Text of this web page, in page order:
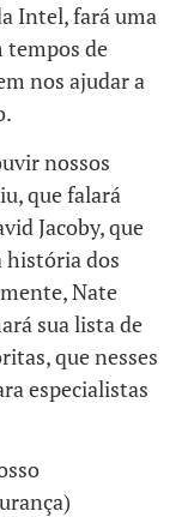
Intel, fará uma
tempos de
nos ajudar a
nossos
que falará
Jacoby, que
história dos
Nate
sua lista de
que nesses
especialistas